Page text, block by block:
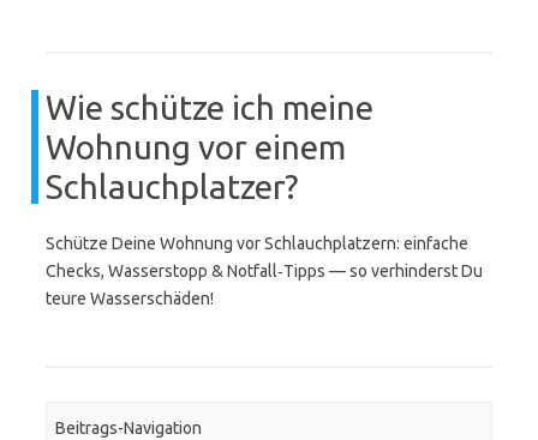
Wie schütze ich meine
Wohnung vor einem
Schlauchplatzer?
Schütze Deine Wohnung vor Schlauchplatzern: einfache
Checks, Wasserstopp & Notfall‑Tipps — so verhinderst Du
teure Wasserschäden!
Beitrags-Navigation